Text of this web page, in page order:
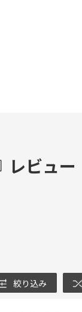
レビュー
絞り込み